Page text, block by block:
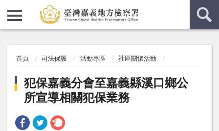
首頁 司法保護 活動專區 社區關懷活動
犯保嘉義分會至嘉義縣溪口鄉公
所宣導相關犯保業務